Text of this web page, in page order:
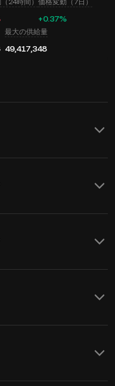
24時間）価格変動（7日）
+0.37%
最大の供給量
49,417,348
してリアルタ
提供します。
へのリアル